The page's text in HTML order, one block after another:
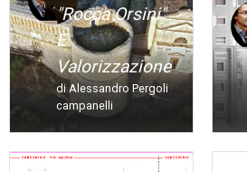
"rocca Orsini"
E
Valorizzazione
di Alessandro Pergoli
campanelli